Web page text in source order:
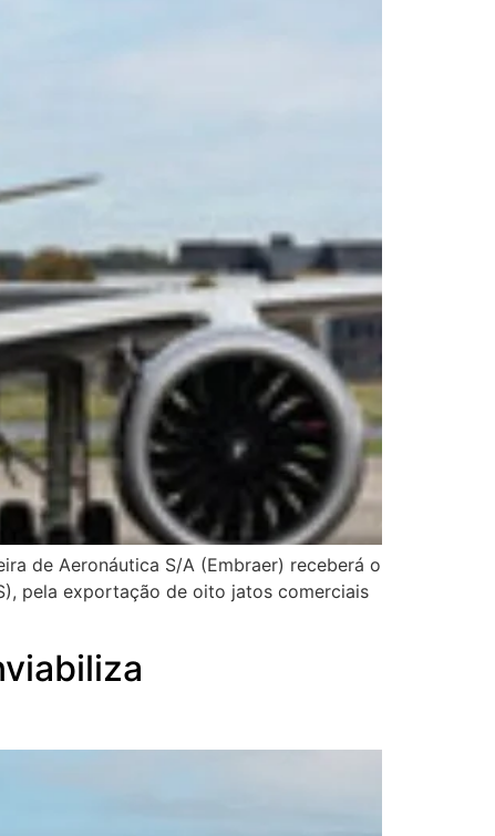
de Aeronáutica S/A (Embraer) receberá o
pela exportação de oito jatos comerciais